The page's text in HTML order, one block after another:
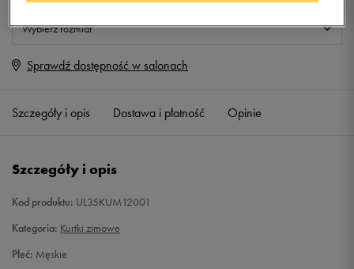
Wybierz rozmiar
M Powiadom o dostępności
L Powiadom o dostępności
XXL
Sprawdź dostępność w salonach
Szczegóły i opis Dostawa i płatność Opinie
Szczegóły i opis
Kod produktu: UL35KUM12001
Kategoria: Kurtki zimowe
Płeć: Męskie